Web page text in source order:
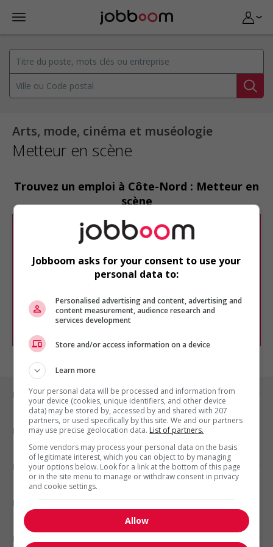
Arts, mode, cinéma et muséologie
Metteur en scène
Trouvez un emploi à Côte-Nord : Metteur en
scène
Désolé, cette recherche n'a produit aucun
résultat.
Veuillez faire une nouvelle recherche.
Vous pouvez en tout temps utiliser nos
chercher un poste selon votre profil
d'intérêt en emploi en vousinscrivant
comme membre Jobboom.
Emplois par ville
Emplois par secteur
Emplois par statut
Emplois par type
Nos suggestions
Jobboom asks for your consent to use your
personal data to:
Personalised advertising and content, advertising and
content measurement, audience research and
services development
Store and/or access information on a device
Learn more
Your personal data will be processed and information from
your device (cookies, unique identifiers, and other device
data) may be stored by, accessed by and shared with 207
partners, or used specifically by this site. We and our partners
may use precise geolocation data. List of partners.
Some vendors may process your personal data on the basis
of legitimate interest, which you can object to by managing
your options below. Look for a link at the bottom of this page
or in the site menu to manage or withdraw consent in privacy
and cookie settings.
Allow